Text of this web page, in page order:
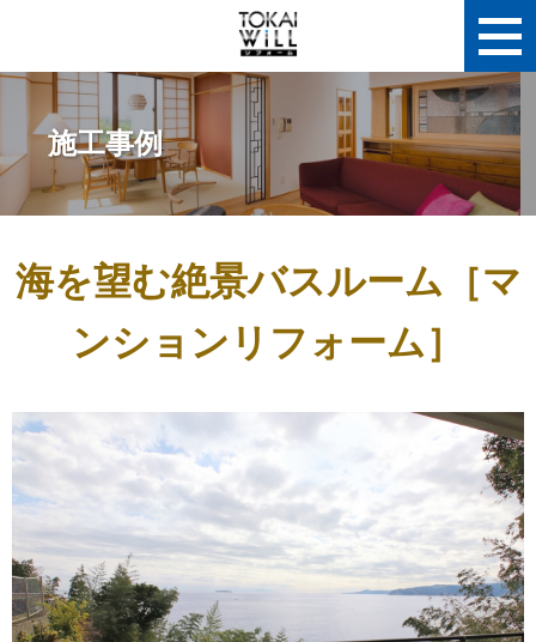
施工事例
海を望む絶景バスルーム［マ
ンションリフォーム］